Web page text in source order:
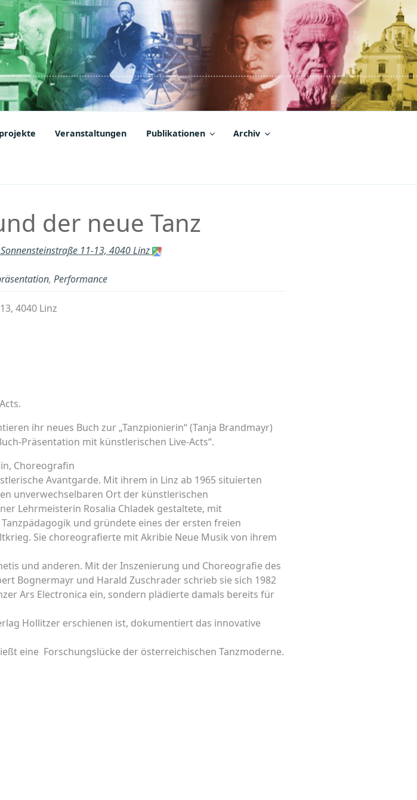
Veranstaltungen Publikationen Archiv
der neue Tanz
11-13, 4040 Linz
, Performance
4040 Linz
ihr neues Buch zur „Tanzpionierin“ (Tanja Brandmayr)
Präsentation mit künstlerischen Live-Acts“.
Choreografin
Avantgarde. Mit ihrem in Linz ab 1965 situierten
unverwechselbaren Ort der künstlerischen
Lehrmeisterin Rosalia Chladek gestaltete, mit
und gründete eines der ersten freien
Sie choreografierte mit Akribie Neue Musik von ihrem
und anderen. Mit der Inszenierung und Choreografie des
Bognermayr und Harald Zuschrader schrieb sie sich 1982
Ars Electronica ein, sondern plädierte damals bereits für
Hollitzer erschienen ist, dokumentiert das innovative
eine Forschungslücke der österreichischen Tanzmoderne.